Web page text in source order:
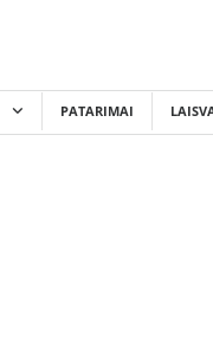
PATARIMAI